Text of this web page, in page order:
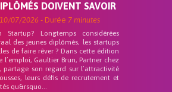
DOIVENT SAVOIR
10/07/2026 - Durée 7 minutes
Startup? Longtemps considérées
des jeunes diplômés, les startups
de faire rêver ? Dans cette édition
l’emploi, Gaultier Brun, Partner chez
partage son regard sur l’attractivité
leurs défis de recrutement et
qu&rsquo...